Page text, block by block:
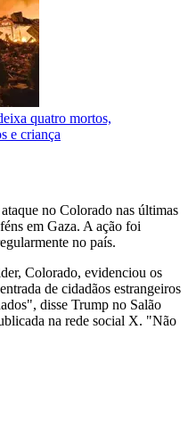
quatro mortos,
e criança
no Colorado nas últimas
em Gaza. A ação foi
no país.
Colorado, evidenciou os
de cidadãos estrangeiros
disse Trump no Salão
na rede social X. "Não